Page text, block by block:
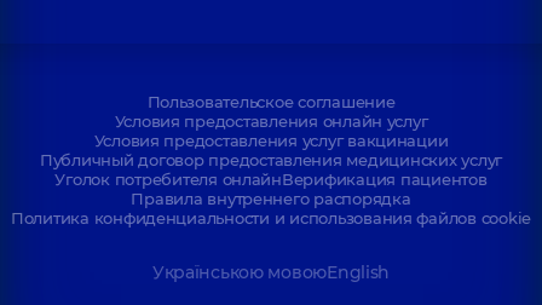
Пользовательское соглашение
Условия предоставления онлайн услуг
Условия предоставления услуг вакцинации
Публичный договор предоставления медицинских услуг
Уголок потребителя онлайнВерификация пациентов
Правила внутреннего распорядка
Политика конфиденциальности и использования файлов cookie
Українською мовоюEnglish